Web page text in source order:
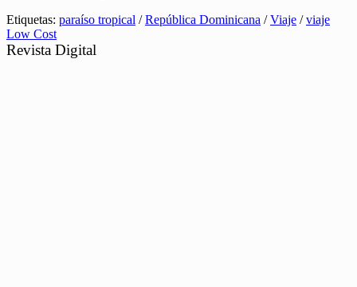
Etiquetas: paraíso tropical /República Dominicana /Viaje /viaje
Low Cost
Revista Digital